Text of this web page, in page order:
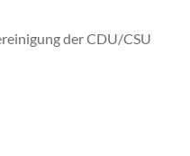
der CDU/CSU